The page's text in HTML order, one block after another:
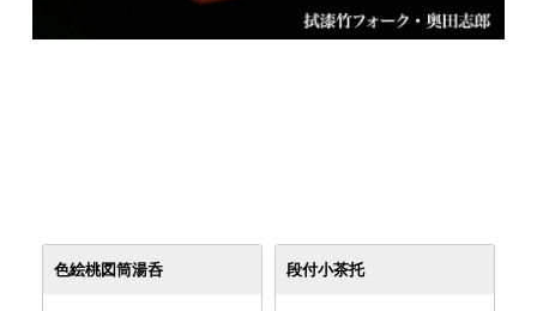
色絵桃図筒湯呑 段付小茶托